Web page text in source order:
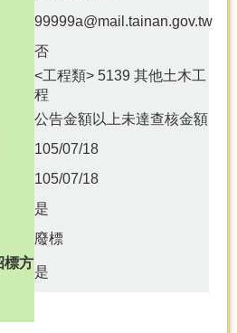
99999a@mail.tainan.gov.tw
否
<工程類> 5139 其他土木工
程
公告金額以上未達查核金額
105/07/18
105/07/18
是
廢標
標方
是